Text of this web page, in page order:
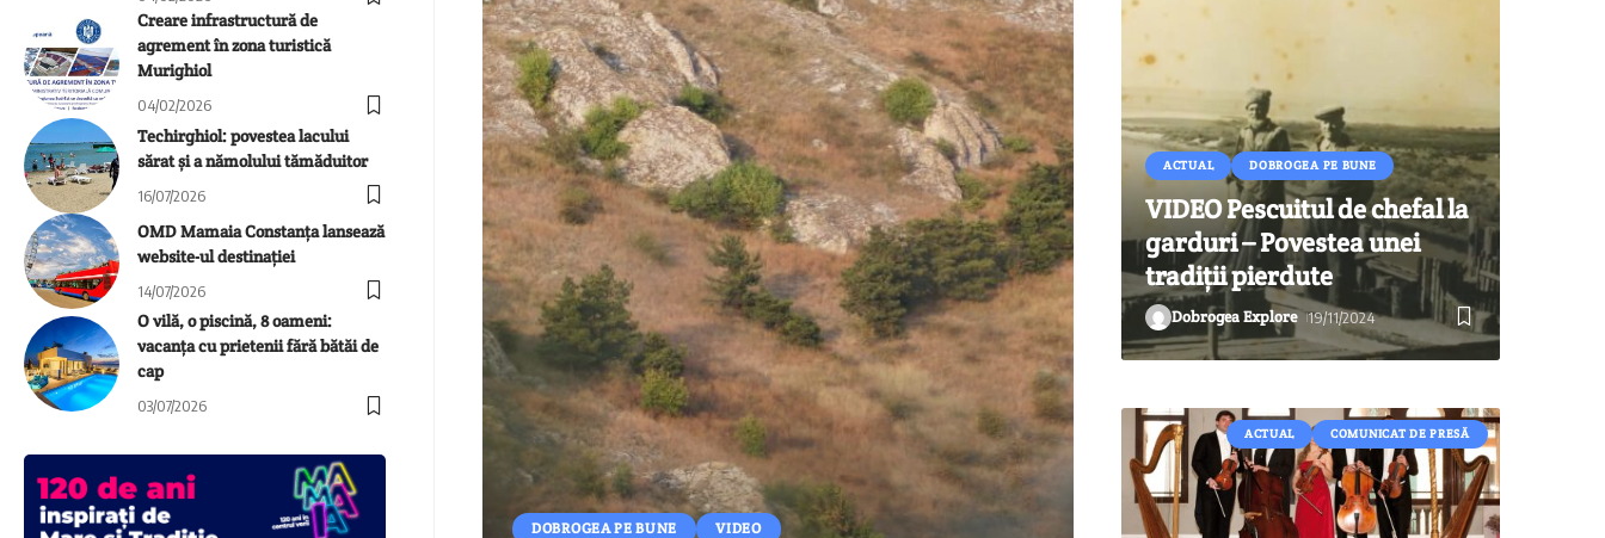
Creare infrastructură de
agrement în zona turistică
Murighiol
04/02/2026
Techirghiol: povestea lacului
sărat și a nămolului tămăduitor
16/07/2026
OMD Mamaia Constanța lansează
website-ul destinației
14/07/2026
O vilă, o piscină, 8 oameni:
vacanța cu prietenii fără bătăi de
cap
03/07/2026
DOBROGEA PE BUNE VIDEO
ACTUAL DOBROGEA PE BUNE
VIDEO Pescuitul de chefal la
garduri – Povestea unei
tradiții pierdute
Dobrogea Explore 19/11/2024
ACTUAL COMUNICAT DE PRESĂ